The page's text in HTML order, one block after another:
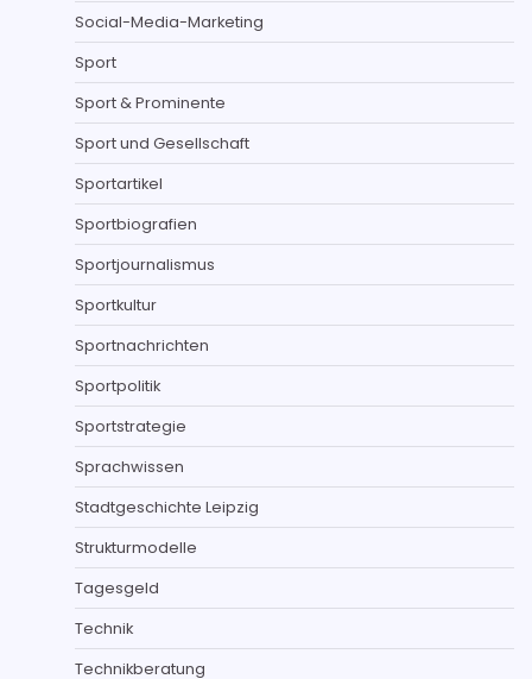
Social-Media-Marketing
Sport
Sport & Prominente
Sport und Gesellschaft
Sportartikel
Sportbiografien
Sportjournalismus
Sportkultur
Sportnachrichten
Sportpolitik
Sportstrategie
Sprachwissen
Stadtgeschichte Leipzig
Strukturmodelle
Tagesgeld
Technik
Technikberatung